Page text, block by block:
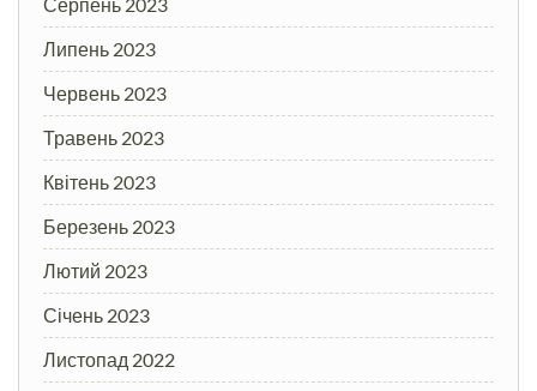
Липень 2023
Червень 2023
Травень 2023
Квітень 2023
Березень 2023
Лютий 2023
Січень 2023
Листопад 2022